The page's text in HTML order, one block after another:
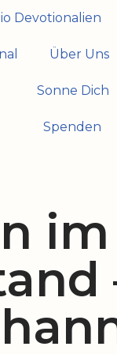
Devotionalien
Über Uns
Sonne Dich
Spenden
im